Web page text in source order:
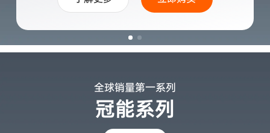
全球销量第一系列
冠能系列